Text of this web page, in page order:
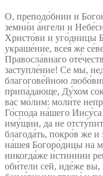
О, преподо́бнии и
земни́и а́нгели и
Христо́ви и уго́дницы
украше́ние, всея́ же
Правосла́внаго
заступле́ние! Се мы,
благогове́йною
припа́дающе, Ду́хом
вас мо́лим: моли́те
Го́спода на́шего
иму́щии, да не
благода́ть, покро́в же
на́шея Богоро́дицы на
никогда́же и́стиннии
оби́тели сей, иде́же